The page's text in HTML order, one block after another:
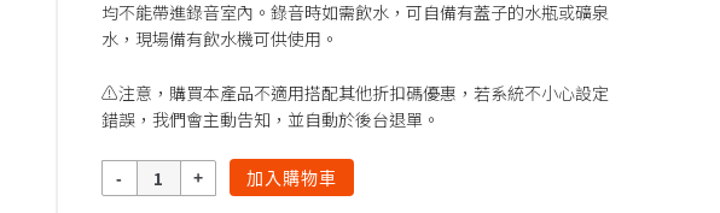
均不能帶進錄音室內。錄音時如需飲水，可自備有蓋子的水瓶或礦泉
水，現場備有飲水機可供使用。
⚠️注意，購買本產品不適用搭配其他折扣碼優惠，若系統不小心設定
錯誤，我們會主動告知，並自動於後台退單。
量
加入購物車